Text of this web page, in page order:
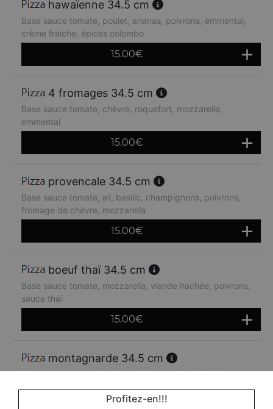
hawaïenne 34.5 cm
Base sauce tomate, poulet, ananas, poivrons, emmental,
crème fraiche, épices colombo
15.00€
4 fromages 34.5 cm
Base sauce tomate, chèvre, roquefort, mozzarella,
emmental
15.00€
provencale 34.5 cm
Base sauce tomate, ail, basilic, champignons, poivrons,
fromage de chèvre, mozzarella
15.00€
boeuf thaï 34.5 cm
Base sauce tomate, mozzarella, viande hachée, poivrons,
sauce thaï
15.00€
montagnarde 34.5 cm
Base sauce tomate, jambon, lardons, crème fraiche,
Profitez-en!!!